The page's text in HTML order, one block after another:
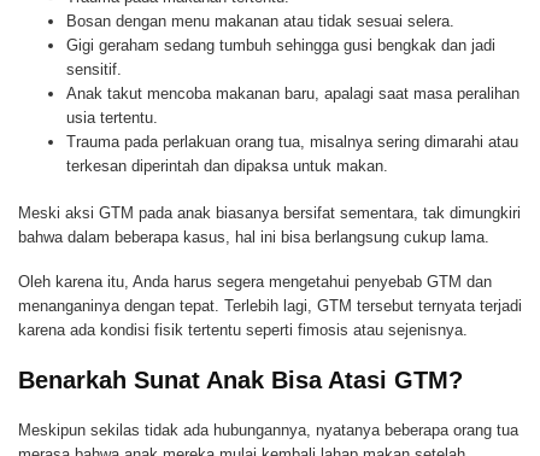
Bosan dengan menu makanan atau tidak sesuai selera.
Gigi geraham sedang tumbuh sehingga gusi bengkak dan jadi
sensitif.
Anak takut mencoba makanan baru, apalagi saat masa peralihan
usia tertentu.
Trauma pada perlakuan orang tua, misalnya sering dimarahi atau
terkesan diperintah dan dipaksa untuk makan.
Meski aksi GTM pada anak biasanya bersifat sementara, tak dimungkiri
bahwa dalam beberapa kasus, hal ini bisa berlangsung cukup lama.
Oleh karena itu, Anda harus segera mengetahui penyebab GTM dan
menanganinya dengan tepat. Terlebih lagi, GTM tersebut ternyata terjadi
karena ada kondisi fisik tertentu seperti fimosis atau sejenisnya.
Benarkah Sunat Anak Bisa Atasi GTM?
Meskipun sekilas tidak ada hubungannya, nyatanya beberapa orang tua